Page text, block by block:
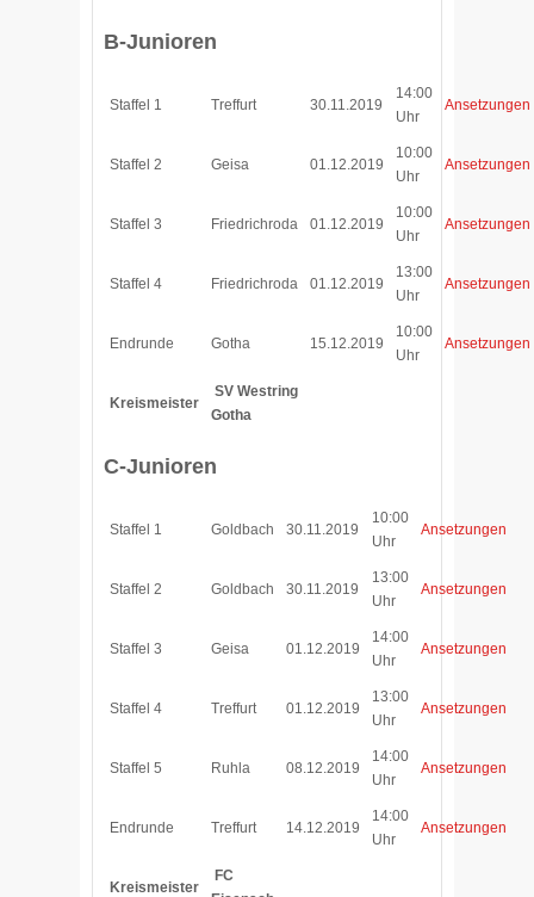
B-Junioren
Staffel 1 Treffurt 30.11.2019
14:00
Uhr
Ansetzungen
Staffel 2 Geisa 01.12.2019
10:00
Uhr
Ansetzungen
Staffel 3 Friedrichroda 01.12.2019
10:00
Uhr
Ansetzungen
Staffel 4 Friedrichroda 01.12.2019
13:00
Uhr
Ansetzungen
Endrunde Gotha 15.12.2019
10:00
Uhr
Ansetzungen
Kreismeister
SV Westring
Gotha
C-Junioren
Staffel 1 Goldbach 30.11.2019
10:00
Uhr
Ansetzungen
Staffel 2 Goldbach 30.11.2019
13:00
Uhr
Ansetzungen
Staffel 3 Geisa 01.12.2019
14:00
Uhr
Ansetzungen
Staffel 4 Treffurt 01.12.2019
13:00
Uhr
Ansetzungen
Staffel 5 Ruhla 08.12.2019
14:00
Uhr
Ansetzungen
Endrunde Treffurt 14.12.2019
14:00
Uhr
Ansetzungen
Kreismeister
FC